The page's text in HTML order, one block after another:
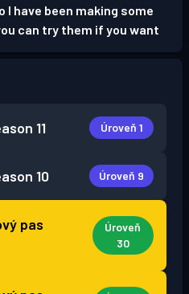
I have been making some
can try them if you want
11 Úroveň 1
10 Úroveň 9
pas
Úroveň
30